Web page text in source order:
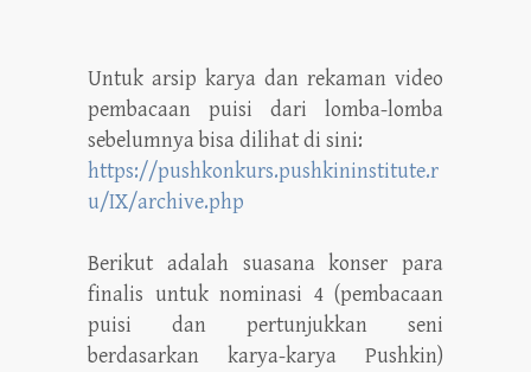
Untuk arsip karya dan rekaman video
pembacaan puisi dari lomba-lomba
sebelumnya bisa dilihat di sini:
https://pushkonkurs.pushkininstitute.r
u/IX/archive.php
Berikut adalah suasana konser para
finalis untuk nominasi 4 (pembacaan
puisi dan pertunjukkan seni
berdasarkan karya-karya Pushkin)